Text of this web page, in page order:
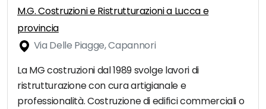
M.G. Costruzioni e Ristrutturazioni a Lucca e
provincia
Via Delle Piagge, Capannori
La MG costruzioni dal 1989 svolge lavori di
ristrutturazione con cura artigianale e
professionalità. Costruzione di edifici commerciali o